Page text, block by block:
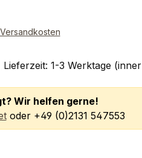
1-3 Werktage
Wir helfen gerne!
oder +49 (0)2131 547553